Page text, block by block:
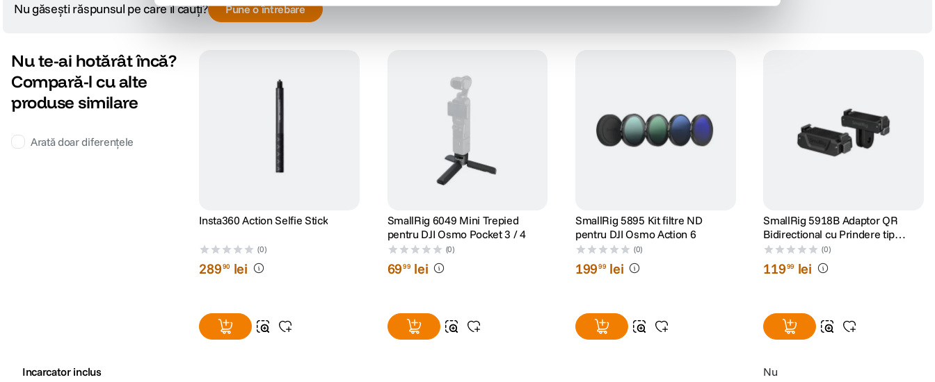
Nu găsești răspunsul pe care îl cauți? Pune o întrebare
Nu te-ai hotărât încă?
Compară-l cu alte
produse similare
Arată doar diferențele
Insta360 Action Selfie Stick
(0)
28990 lei
SmallRig 6049 Mini Trepied
pentru DJI Osmo Pocket 3 / 4
(0)
6999 lei
SmallRig 5895 Kit filtre ND
pentru DJI Osmo Action 6
(0)
19999 lei
SmallRig 5918B Adaptor QR
Bidirectional cu Prindere tip
GoPro si Filet Universal 1/4"
(0)
11999 lei
Incarcator inclus
Nu